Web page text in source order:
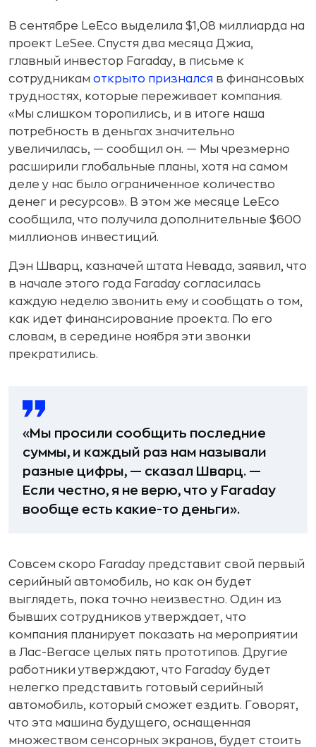
В сентябре LeEco выделила $1,08 миллиарда на
проект LeSee. Спустя два месяца Джиа,
главный инвестор Faraday, в письме к
сотрудникам открыто признался в финансовых
трудностях, которые переживает компания.
«Мы слишком торопились, и в итоге наша
потребность в деньгах значительно
увеличилась, — сообщил он. — Мы чрезмерно
расширили глобальные планы, хотя на самом
деле у нас было ограниченное количество
денег и ресурсов». В этом же месяце LeEco
сообщила, что получила дополнительные $600
миллионов инвестиций.
Дэн Шварц, казначей штата Невада, заявил, что
в начале этого года Faraday согласилась
каждую неделю звонить ему и сообщать о том,
как идет финансирование проекта. По его
словам, в середине ноября эти звонки
прекратились.
«Мы просили сообщить последние
суммы, и каждый раз нам называли
разные цифры, — сказал Шварц. —
Если честно, я не верю, что у Faraday
вообще есть какие-то деньги».
Совсем скоро Faraday представит свой первый
серийный автомобиль, но как он будет
выглядеть, пока точно неизвестно. Один из
бывших сотрудников утверждает, что
компания планирует показать на мероприятии
в Лас-Вегасе целых пять прототипов. Другие
работники утверждают, что Faraday будет
нелегко представить готовый серийный
автомобиль, который сможет ездить. Говорят,
что эта машина будущего, оснащенная
множеством сенсорных экранов, будет стоить